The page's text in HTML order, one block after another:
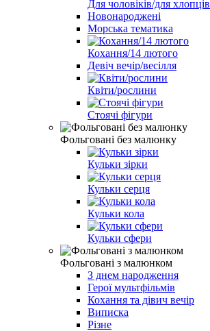
Для чоловіків/для хлопців
Новонароджені
Морська тематика
Кохання/14 лютого
Девіч вечір/весілля
Квіти/рослини
Стоячі фігури
Фольговані без малюнку
Кульки зірки
Кульки серця
Кульки кола
Кульки сфери
Фольговані з малюнком
З днем народження
Герої мультфільмів
Кохання та дівич вечір
Виписка
Різне